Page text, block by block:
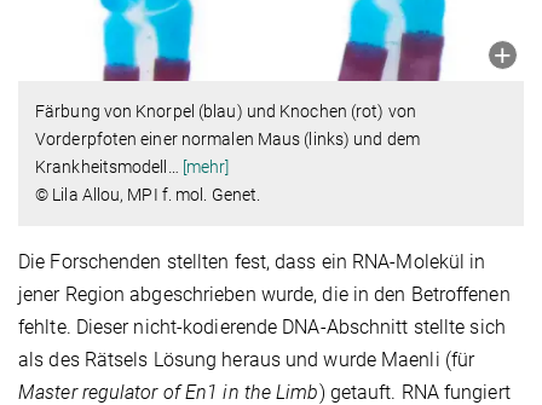
Färbung von Knorpel (blau) und Knochen (rot) von
Vorderpfoten einer normalen Maus (links) und dem
Krankheitsmodell
[mehr]
© Lila Allou, MPI f. mol. Genet.
Die Forschenden stellten fest, dass ein RNA-Molekül in
jener Region abgeschrieben wurde, die in den Betroffenen
fehlte. Dieser nicht-kodierende DNA-Abschnitt stellte sich
als des Rätsels Lösung heraus und wurde Maenli (für
Master regulator of En1 in the Limb) getauft. RNA fungiert